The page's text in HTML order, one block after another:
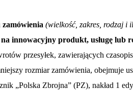
(wielkość, zakres, rodzaj i
innowacyjny produkt, usługę lub